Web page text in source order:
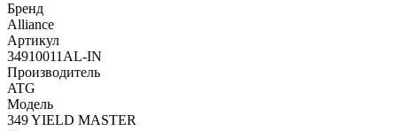
Бренд
Alliance
Артикул
34910011AL-IN
Производитель
ATG
Модель
349 YIELD MASTER